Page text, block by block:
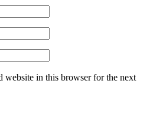
website in this browser for the next